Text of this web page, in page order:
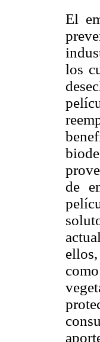
El
los
de